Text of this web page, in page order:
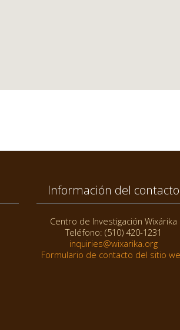
Información del contacto
Centro de Investigación Wixárika
Teléfono: (510) 420-1231
inquiries@wixarika.org
Formulario de contacto del sitio